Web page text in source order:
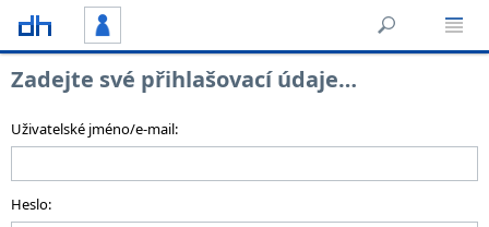
Zadejte své přihlašovací údaje…
Uživatelské jméno/e-mail:
Heslo: